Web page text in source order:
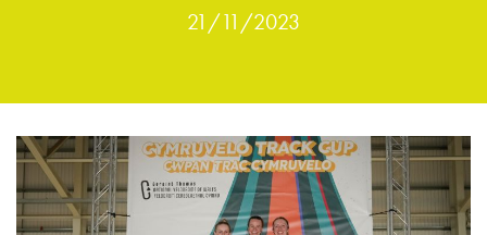
21/11/2023